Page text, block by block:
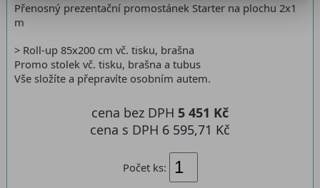
Přenosný prezentační promostánek Starter na plochu 2x1
m
> Roll-up 85x200 cm vč. tisku, brašna
Promo stolek vč. tisku, brašna a tubus
Vše složíte a přepravíte osobním autem.
Počet ks:
cena bez DPH 5 451 Kč
cena s DPH 6 595,71 Kč